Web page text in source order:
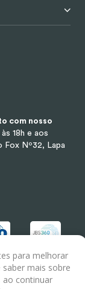
para melhorar
mais sobre
ao continuar
com nosso
18h e aos
Fox Nº32, Lapa